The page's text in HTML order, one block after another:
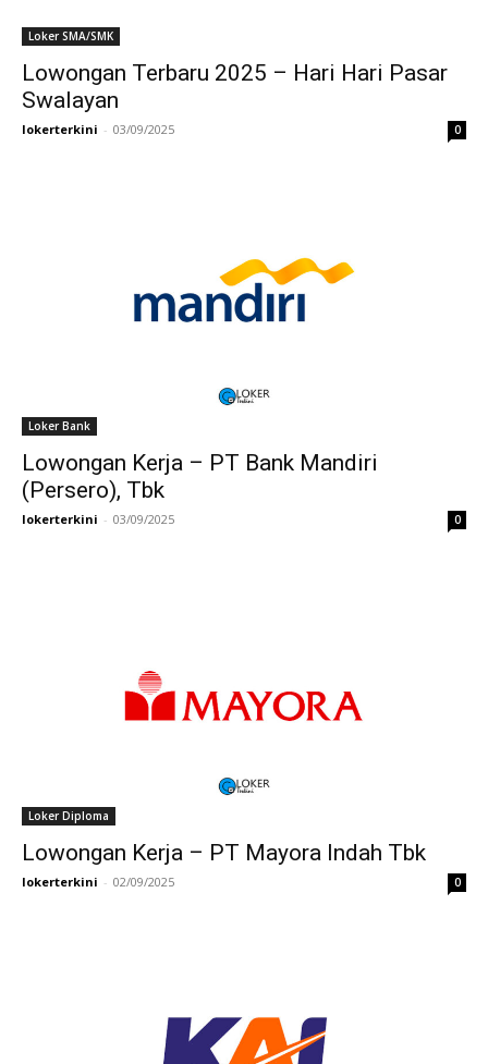
Loker SMA/SMK
Lowongan Terbaru 2025 – Hari Hari Pasar
Swalayan
lokerterkini - 03/09/2025 0
Loker Bank
Lowongan Kerja – PT Bank Mandiri
(Persero), Tbk
lokerterkini - 03/09/2025 0
Loker Diploma
Lowongan Kerja – PT Mayora Indah Tbk
lokerterkini - 02/09/2025 0